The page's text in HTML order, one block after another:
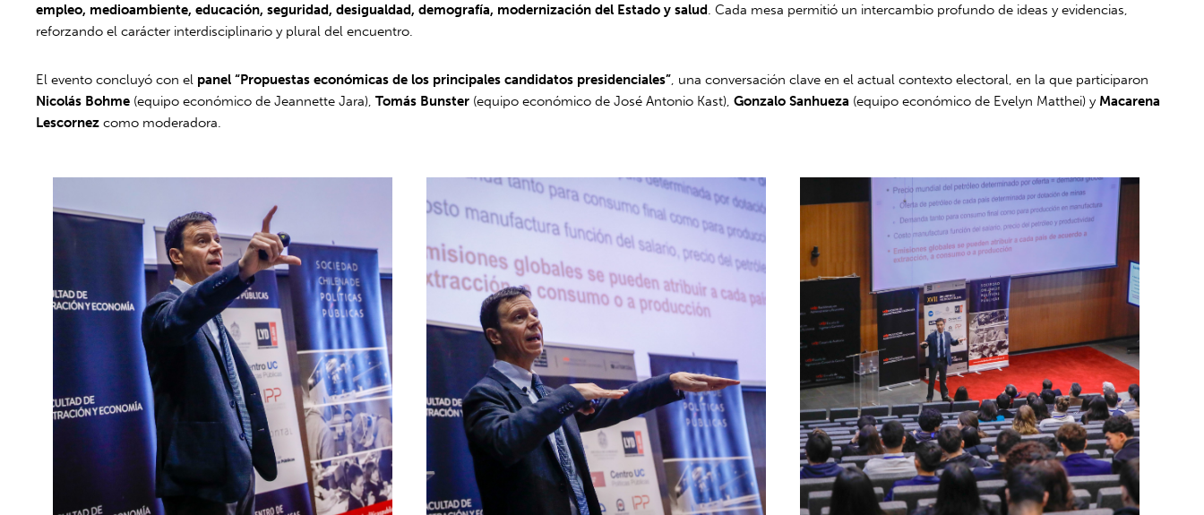
empleo, medioambiente, educación, seguridad, desigualdad, demografía, modernización del Estado y salud. Cada mesa permitió un intercambio profundo de ideas y evidencias,
reforzando el carácter interdisciplinario y plural del encuentro.
El evento concluyó con el panel “Propuestas económicas de los principales candidatos presidenciales”, una conversación clave en el actual contexto electoral, en la que participaron
Nicolás Bohme (equipo económico de Jeannette Jara),Tomás Bunster (equipo económico de José Antonio Kast),Gonzalo Sanhueza (equipo económico de Evelyn Matthei) y Macarena
Lescornez como moderadora.